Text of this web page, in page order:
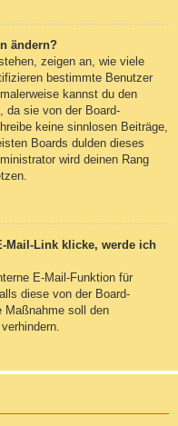
ändern?
zeigen an, wie viele
bestimmte Benutzer
kannst du den
da sie von der Board-
keine sinnlosen Beiträge,
Boards dulden dieses
wird deinen Rang
Mail-Link klicke, werde ich
E-Mail-Funktion für
diese von der Board-
Maßnahme soll den